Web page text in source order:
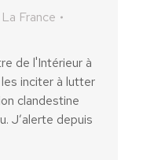
France
de l'Intérieur à
inciter à lutter
clandestine
J’alerte depuis